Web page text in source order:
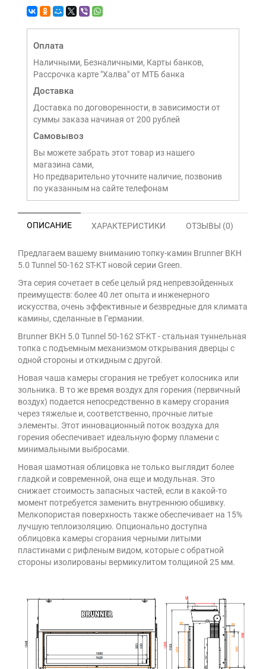
Оплата
Наличными, Безналичными, Карты банков,
Рассрочка карте "Халва" от МТБ банка
Доставка
Доставка по договоренности, в зависимости от
суммы заказа начиная от 200 рублей
Самовывоз
Вы можете забрать этот товар из нашего
магазина сами,
Но предварительно уточните наличие, позвонив
по указанным на сайте телефонам
ОПИСАНИЕ ХАРАКТЕРИСТИКИ ОТЗЫВЫ (0)
Предлагаем вашему вниманию топку-камин Brunner BKH
5.0 Tunnel 50-162 ST-KT новой серии Green.
Эта серия сочетает в себе целый ряд непревзойденных
преимуществ: более 40 лет опыта и инженерного
искусства, очень эффективные и безвредные для климата
камины, сделанные в Германии.
Brunner BKH 5.0 Tunnel 50-162 ST-KT - стальная туннельная
топка с подъемным механизмом открывания дверцы с
одной стороны и откидным с другой.
Новая чаша камеры сгорания не требует колосника или
зольника. В то же время воздух для горения (первичный
воздух) подается непосредственно в камеру сгорания
через тяжелые и, соответственно, прочные литые
элементы. Этот инновационный поток воздуха для
горения обеспечивает идеальную форму пламени с
минимальными выбросами.
Новая шамотная облицовка не только выглядит более
гладкой и современной, она еще и модульная. Это
снижает стоимость запасных частей, если в какой-то
момент потребуется заменить внутреннюю обшивку.
Мелкопористая поверхность также обеспечивает на 15%
лучшую теплоизоляцию. Опционально доступна
облицовка камеры сгорания черными литыми
пластинами с рифленым видом, которые с обратной
стороны изолированы вермикулитом толщиной 25 мм.